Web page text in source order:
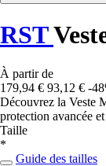
RST
À partir de
179,94 € 93,12 € -
Découvrez la Veste
protection avancée
Taille
*
Guide des tailles